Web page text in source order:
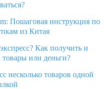
Пошаговая инструкция по
из Китая
Как получить и
или деньги?
несколько товаров одной